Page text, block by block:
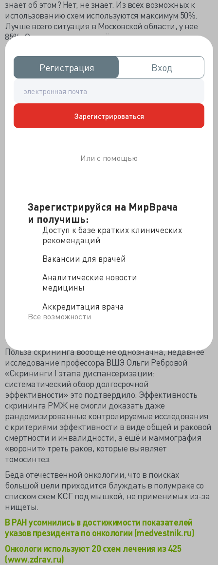
Зарегистрируйся на МирВрача
и получишь:
Доступ к базе кратких клинических
рекомендаций
Вакансии для врачей
Аналитические новости
медицины
Аккредитация врача
Все возможности
Регистрация
Регистрация Вход
Вход
Зарегистрироваться
Или с помощью
знает об этом? Нет, не знает. Из всех возможных к
использованию схем используются максимум 50%.
Лучше всего ситуация в Московской области, у нее
85%. Они не нужны или всё-таки здесь качество
образования наших онкологов играет роль? Они как
выучили 10 схем, так и шуруют, вообще ничего не
используется около 20 противоопухолевых
комбинаций, а требуется довести их до 1000.
Замдиректора НМИЦ онкологии имени Блохина
(РОНЦ) Александр Петровский подтвердил: «За
глубоких, с анализом. Хочу сказать, что не было ни
назначений».
Что онкологам дали из лекарств, то и используют, вон
Минздрав в диспансеризацию вбивает огромные
деньги, а скрининг на швах-уровне. В прогрессивно
женщин РМЖ находят у 3, а мировой стандарт 6–7
случаев. «Сейчас у нас в трёх случаях из четырёх
опухоли выявляются на поздней стадии, включая
вторую, и это по всей России, так как нет программы
именно скрининга, а есть только диспансеризация»,
– сообщил главный специалист по лучевой и
Морозов.
Польза скрининга вообще не однозначна, недавнее
исследование профессора ВШЭ Ольги Ребровой
«Cкрининги I этапа диспансеризации:
систематический обзор долгосрочной
эффективности» это подтвердило. Эффективность
скрининга РМЖ не смогли доказать даже
рандомизированные контролируемые исследования
с критериями эффективности в виде общей и раковой
смертности и инвалидности, а ещё и маммография
«воронит» треть раков, которые выявляет
томосинтез.
Беда отечественной онкологии, что в поисках
большой цели приходится блуждать в полумраке со
списком схем КСГ под мышкой, не применимых из-за
нищеты.
В РАН усомнились в достижимости показателей
указов президента по онкологии (medvestnik.ru)
Онкологи используют 20 схем лечения из 425
(www.zdrav.ru)